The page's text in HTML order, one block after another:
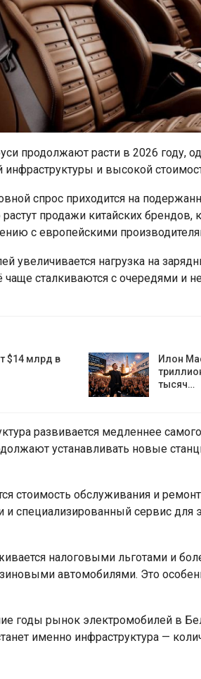
продолжают расти в 2026 году,
инфраструктуры и высокой
спрос приходится на
продажи китайских брендов,
с европейскими
увеличивается нагрузка на
чаще сталкиваются с очередями и
$14 млрд в
Илон
тысяч…
развивается медленнее
устанавливать новые
стоимость обслуживания и
и специализированный сервис
налоговыми льготами и
автомобилями. Это
годы рынок электромобилей в
именно инфраструктура —